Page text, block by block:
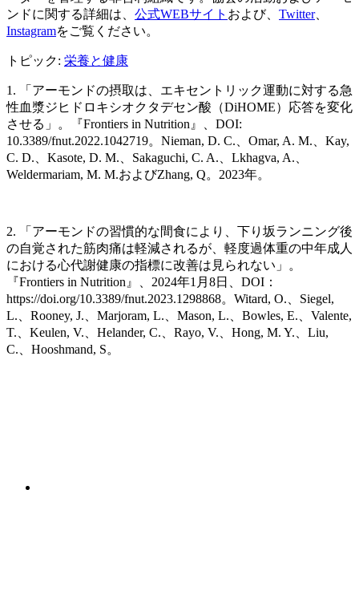
ンドに関する詳細は、 公式WEBサイト および、 Twitter、
Instagramをご覧ください。
トピック: 栄養と健康
1. 「アーモンドの摂取は、エキセントリック運動に対する急
性血漿ジヒドロキシオクタデセン酸（DiHOME）応答を変化
させる」。『Frontiers in Nutrition』、DOI:
10.3389/fnut.2022.1042719。Nieman, D. C.、Omar, A. M.、Kay,
C. D.、Kasote, D. M.、Sakaguchi, C. A.、Lkhagva, A.、
Weldermariam, M. M.およびZhang, Q。2023年。
2. 「アーモンドの習慣的な間食により、下り坂ランニング後
の自覚された筋肉痛は軽減されるが、軽度過体重の中年成人
における心代謝健康の指標に改善は見られない」。
『Frontiers in Nutrition』、2024年1月8日、DOI：
https://doi.org/10.3389/fnut.2023.1298868。Witard, O.、Siegel,
L.、Rooney, J.、Marjoram, L.、Mason, L.、Bowles, E.、Valente,
T.、Keulen, V.、Helander, C.、Rayo, V.、Hong, M. Y.、Liu,
C.、Hooshmand, S。